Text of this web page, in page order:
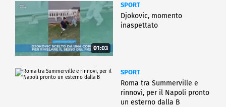
01:03
SPORT
Djokovic, momento
inaspettato
SPORT
Roma tra Summerville e
rinnovi, per il Napoli pronto
un esterno dalla B